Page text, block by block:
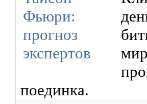
поединка.